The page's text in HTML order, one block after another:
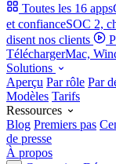
Toutes les 16 apps
et confianceSOC 2,
disent nos clients
TéléchargerMac,
Solutions
Aperçu Par rôle Par
Modèles Tarifs
Ressources
Blog Premiers pas
de presse
À propos